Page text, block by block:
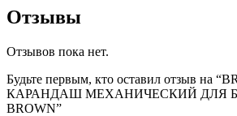
Отзывы
Отзывов пока нет.
Будьте первым, кто оставил отзыв на
КАРАНДАШ МЕХАНИЧЕСКИЙ ДЛЯ
BROWN”